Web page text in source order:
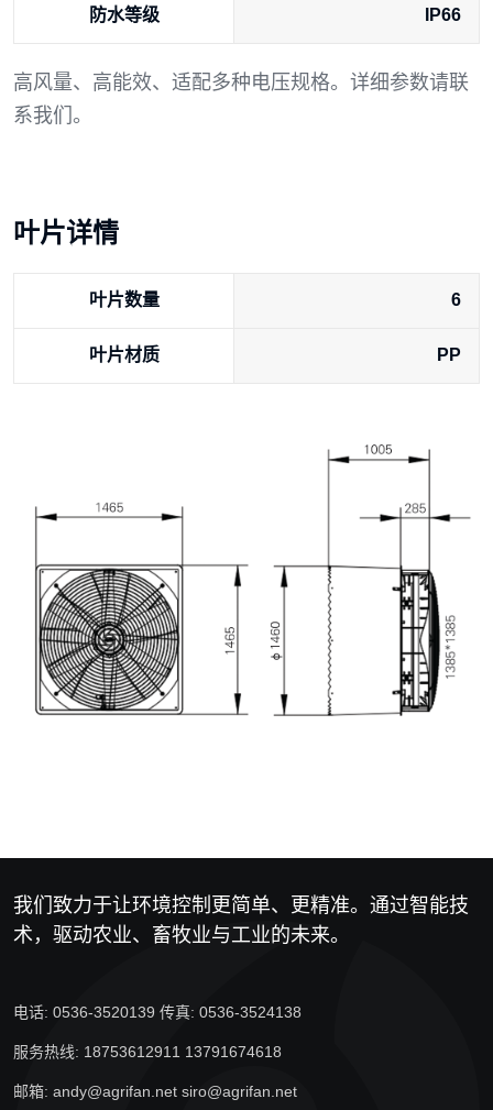
防水等级 IP66
高风量、高能效、适配多种电压规格。详细参数请联
系我们。
叶片详情
叶片数量 6
叶片材质 PP
我们致力于让环境控制更简单、更精准。通过智能技
术，驱动农业、畜牧业与工业的未来。
电话: 0536-3520139 传真: 0536-3524138
服务热线: 18753612911 13791674618
邮箱: andy@agrifan.net siro@agrifan.net